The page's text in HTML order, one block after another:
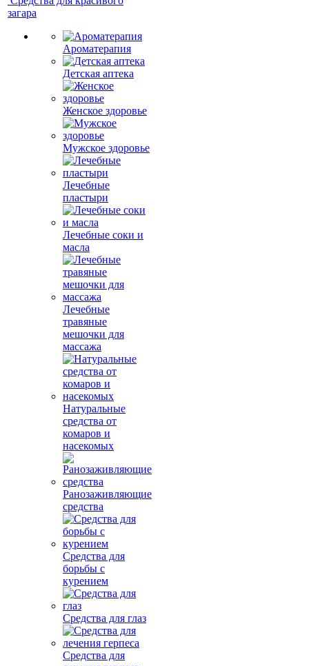
загара
Ароматерапия
Детская аптека
Женское здоровье
Мужское здоровье
Лечебные
пластыри
Лечебные соки и
масла
Лечебные
травяные
мешочки для
массажа
Натуральные
средства от
комаров и
насекомых
Ранозаживляющие
средства
Средства для
борьбы с
курением
Средства для глаз
Средства для